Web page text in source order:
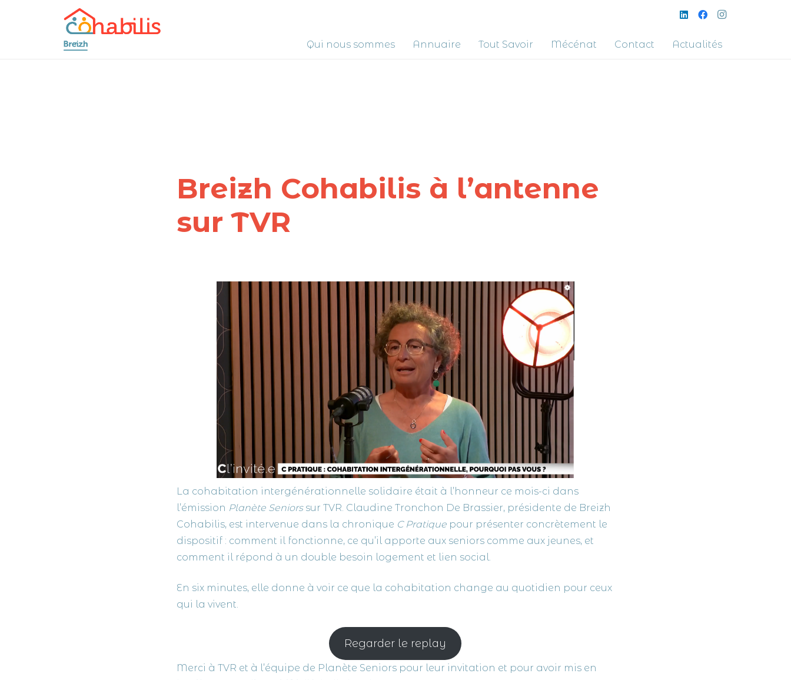
Qui nous sommes Annuaire Tout Savoir Mécénat Contact Actualités
Breizh Cohabilis à l’antenne
sur TVR
La cohabitation intergénérationnelle solidaire était à l’honneur ce mois-ci dans
l’émission Planète Seniorssur TVR. Claudine Tronchon De Brassier, présidente de Breizh
Cohabilis, est intervenue dans la chronique C Pratiquepour présenter concrètement le
dispositif : comment il fonctionne, ce qu’il apporte aux seniors comme aux jeunes, et
comment il répond à un double besoin logement et lien social.
En six minutes, elle donne à voir ce que la cohabitation change au quotidien pour ceux
qui la vivent.
Regarder le replay
Merci à TVR et à l’équipe de Planète Seniors pour leur invitation et pour avoir mis en